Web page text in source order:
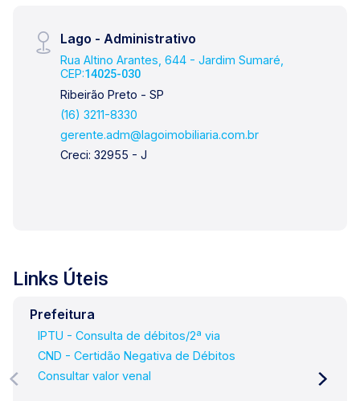
Lago - Administrativo
Rua Altino Arantes, 644 - Jardim Sumaré,
CEP:14025-030
Ribeirão Preto - SP
(16) 3211-8330
gerente.adm@lagoimobiliaria.com.br
Creci: 32955 - J
Links Úteis
Prefeitura
IPTU - Consulta de débitos/2ª via
CND - Certidão Negativa de Débitos
Consultar valor venal